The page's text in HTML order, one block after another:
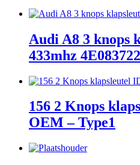
Audi A8 3 knops
433mhz
156 2 Knops
OEM – Type1